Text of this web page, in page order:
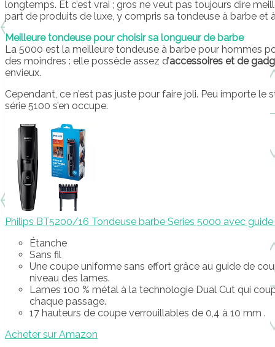
longtemps. Et c’est vrai ; gros ne veut pas toujours dire
part de produits de luxe, y compris sa tondeuse à barbe et
Meilleure tondeuse pour choisir sa longueur de barbe
La 5000 est la meilleure tondeuse à barbe pour hommes
des moindres : elle possède assez d’accessoires et de
envieux.
Cependant, ce n’est pas juste pour faire joli. Peu importe le
série 5100 s’en occupe.
Philips BT5200/16 Tondeuse barbe Series 5000 avec
Étanche
Sans fil
Une coupe uniforme sans effort grâce au guide de
niveau des lames.
Lames 100 % métal à la technologie Dual Cut qui
chaque passage.
17 hauteurs de coupe verrouillables de 0,4 à 10 mm .
Acheter sur Amazon